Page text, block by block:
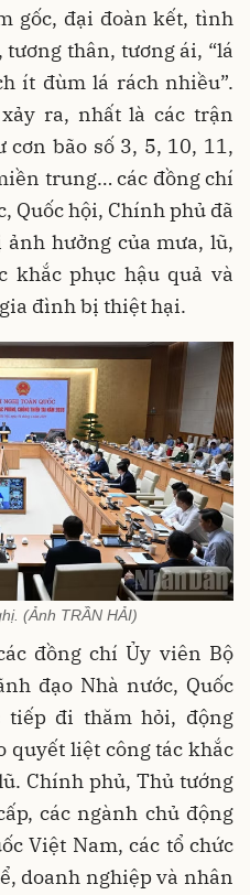
gốc, đại đoàn kết, tình
thân, tương ái, “lá
ít đùm lá rách nhiều”.
ra, nhất là các trận
bão số 3, 5, 10, 11,
trung… các đồng chí
Quốc hội, Chính phủ đã
hưởng của mưa, lũ,
khắc phục hậu quả và
đình bị thiệt hại.
(Ảnh TRẦN HẢI)
đồng chí Ủy viên Bộ
đạo Nhà nước, Quốc
đi thăm hỏi, động
quyết liệt công tác khắc
Chính phủ, Thủ tướng
các ngành chủ động
Việt Nam, các tổ chức
doanh nghiệp và nhân